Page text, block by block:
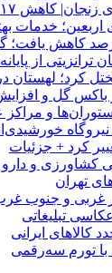
خدمات
کرد؛ لهستان
باکس گل و
و
کرد + جزئیات
تهران
و جنوب غرب؛
تبلیغاتی
کالاهای ایرانی